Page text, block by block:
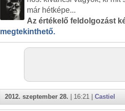
már hétképe...
Az értékelő feldolgozást
megtekinthető.
2012. szeptember 28. | 16:21 | Castiel